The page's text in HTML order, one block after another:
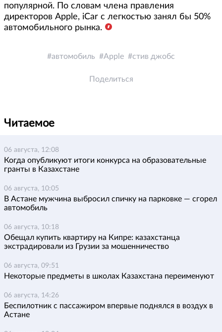
популярной. По словам члена правления
директоров Apple, iCar с легкостью занял бы 50%
автомобильного рынка.
автомобиль Apple стив джобс
Поделиться
Читаемое
06 августа, 12:08
Когда опубликуют итоги конкурса на образовательные
гранты в Казахстане
06 августа, 10:05
В Астане мужчина выбросил спичку на парковке — сгорел
автомобиль
06 августа, 10:18
Обещал купить квартиру на Кипре: казахстанца
экстрадировали из Грузии за мошенничество
06 августа, 09:51
Некоторые предметы в школах Казахстана переименуют
06 августа, 14:26
Беспилотник с пассажиром впервые поднялся в воздух в
Астане